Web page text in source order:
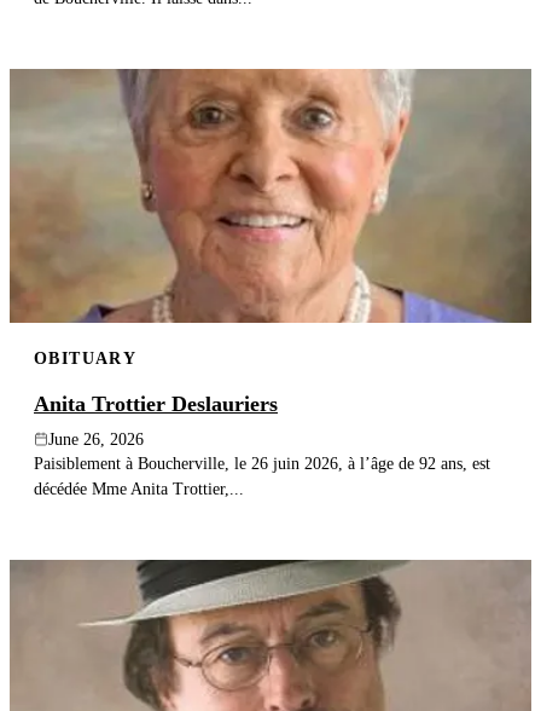
OBITUARY
Anita Trottier Deslauriers
June 26, 2026
Paisiblement à Boucherville, le 26 juin 2026, à l’âge de 92 ans, est
décédée Mme Anita Trottier,...